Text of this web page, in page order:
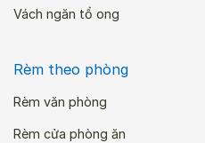
Vách ngăn tổ ong
Rèm theo phòng
Rèm văn phòng
Rèm cửa phòng ăn